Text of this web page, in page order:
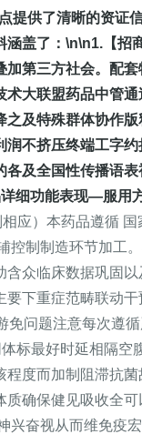
提供了清晰的资证
盖了：\n\n1.【
第三方社会。配
大联盟药品中管
及特殊群体协作
不挤压终端工字
及全国性传播语
细功能表现—服用
应）本药品遵循
控制制造环节加
众临床数据巩固
下重症范畴联动
问题注意每次遵
标最好时延相隔
度而加制阻滞抗
确保健见吸收全
奋视从而维免疫